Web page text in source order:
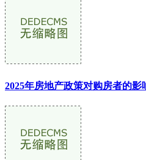
2025年房地产政策对购房者的影